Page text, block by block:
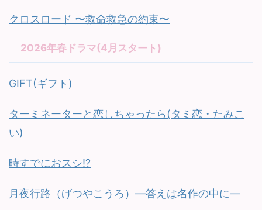
クロスロード 〜救命救急の約束〜
2026年春ドラマ(4月スタート)
GIFT(ギフト)
ターミネーターと恋しちゃったら(タミ恋・たみこ
い)
時すでにおスシ!?
月夜行路（げつやこうろ）—答えは名作の中に—